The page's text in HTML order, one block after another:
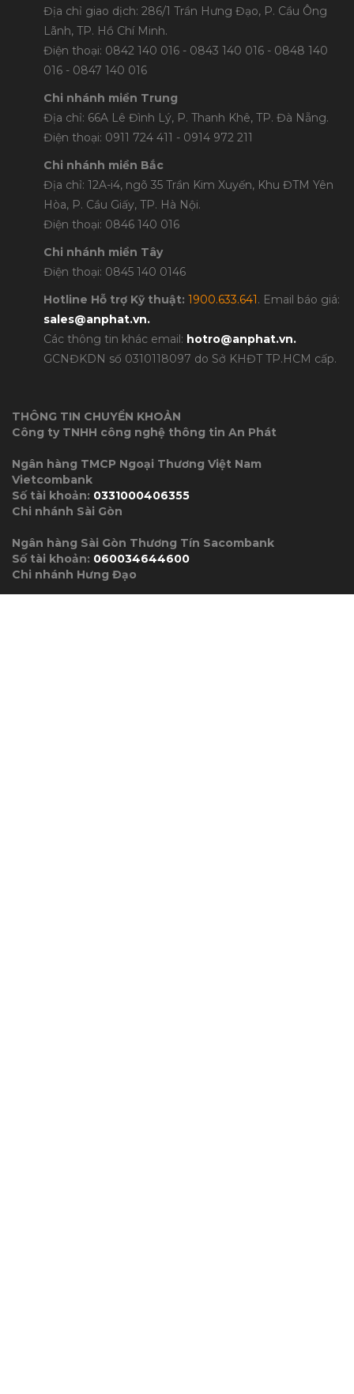
Địa chỉ giao dịch: 286/1 Trần Hưng Đạo, P. Cầu Ông
Lãnh, TP. Hồ Chí Minh.
Điện thoại: 0842 140 016 - 0843 140 016 - 0848 140
016 - 0847 140 016
Chi nhánh miền Trung
Địa chỉ: 66A Lê Đình Lý, P. Thanh Khê, TP. Đà Nẵng.
Điện thoại: 0911 724 411 - 0914 972 211
Chi nhánh miền Bắc
Địa chỉ: 12A-i4, ngõ 35 Trần Kim Xuyến, Khu ĐTM Yên
Hòa, P. Cầu Giấy, TP. Hà Nội.
Điện thoại: 0846 140 016
Chi nhánh miền Tây
Điện thoại: 0845 140 0146
Hotline Hỗ trợ Kỹ thuật: 1900.633.641. Email báo giá:
sales@anphat.vn.
Các thông tin khác email: hotro@anphat.vn.
GCNĐKDN số 0310118097 do Sở KHĐT TP.HCM cấp.
THÔNG TIN CHUYỂN KHOẢN
Công ty TNHH công nghệ thông tin An Phát
Ngân hàng TMCP Ngoại Thương Việt Nam
Vietcombank
Số tài khoản: 0331000406355
Chi nhánh Sài Gòn
Ngân hàng Sài Gòn Thương Tín Sacombank
Số tài khoản: 060034644600
Chi nhánh Hưng Đạo